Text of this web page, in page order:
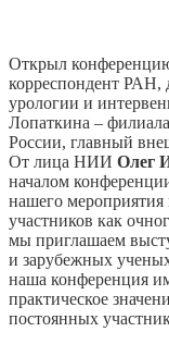
Открыл
корреспондент
урологии и
Лопаткина –
России, главный
От лица НИИ Олег
началом
нашего мероприятия
участников как
мы приглашаем
и зарубежных
наша конференция
практическое
постоянных